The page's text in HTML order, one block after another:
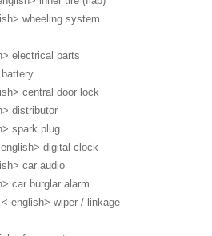
wheeling system
electrical parts
central door lock
distributor
spark plug
digital clock
car audio
car burglar alarm
english> wiper / linkage